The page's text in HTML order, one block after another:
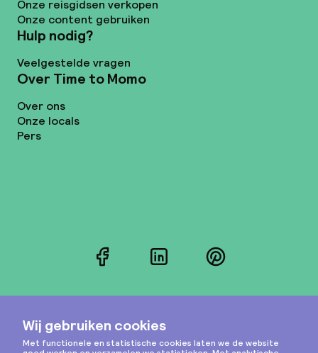
Onze reisgidsen verkopen
Onze content gebruiken
Hulp nodig?
Veelgestelde vragen
Over Time to Momo
Over ons
Onze locals
Pers
FacebookLinkedInPinterest
Instagram